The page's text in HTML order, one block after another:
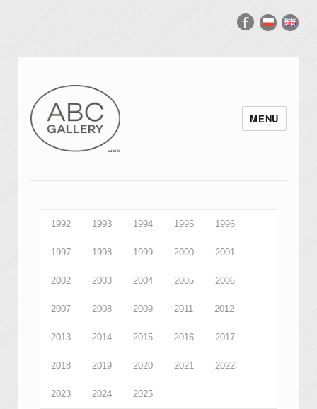
MENU
1992 1993 1994 1995 1996
1997 1998 1999 2000 2001
2002 2003 2004 2005 2006
2007 2008 2009 2011 2012
2013 2014 2015 2016 2017
2018 2019 2020 2021 2022
2023 2024 2025